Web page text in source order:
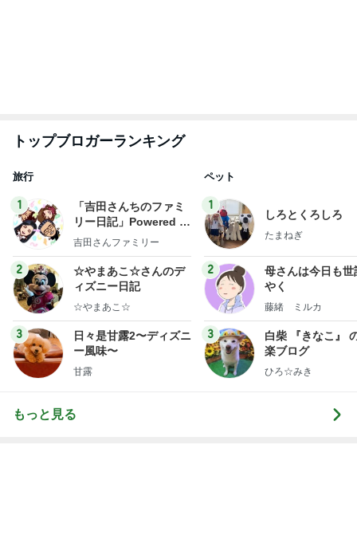
トップブロガーランキング
旅行
1
「吉田さんちのファミ
リー日記」Powered b
y Ameba 吉田さんファ
ログ
吉田さんファミリー
2
☆やまあこ☆さんのデ
ィズニー日記
☆やまあこ☆
3
日々是甘露2〜ディズニ
ー風味〜
甘露
ペット
1
しろとくろしろ
たまねぎ
2
母さんは今日も世
やく
藤緒 ミルカ
3
白柴 『きなこ』
楽ブログ
ひろ☆みき
もっと見る